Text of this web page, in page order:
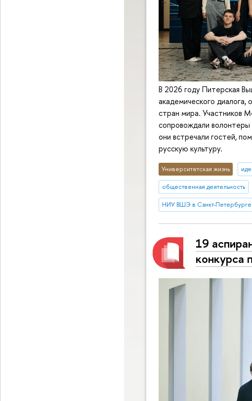
В 2026 году Питерская
академического
стран мира. Участников
сопровождали
они встречали гостей,
русскую культуру.
Университетская жизнь
общественная деятельность
НИУ ВШЭ в Санкт-Петербурге
19
конкурса